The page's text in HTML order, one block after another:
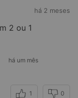
há 2 meses
2 ou 1
há um mês
1 0